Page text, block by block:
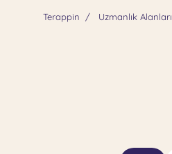
Terappin Uzmanlık Alanları